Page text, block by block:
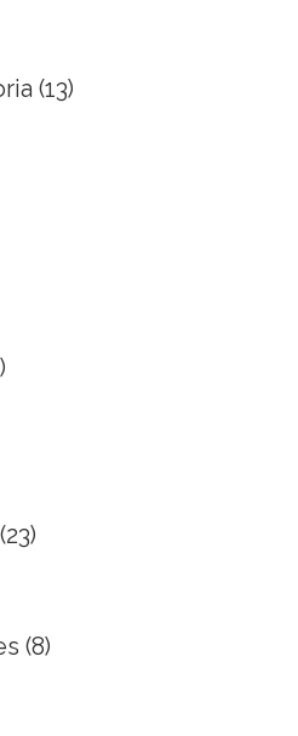
(13)
(23)
(8)